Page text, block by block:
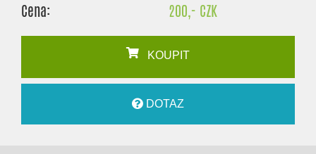
Cena: 200,- CZK
KOUPIT
DOTAZ